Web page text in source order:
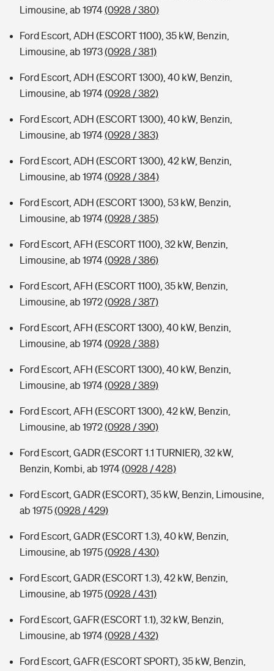
Limousine, ab 1974(0928 / 380)
Ford Escort, ADH (ESCORT 1100), 35 kW, Benzin,
Limousine, ab 1973(0928 / 381)
Ford Escort, ADH (ESCORT 1300), 40 kW, Benzin,
Limousine, ab 1974(0928 / 382)
Ford Escort, ADH (ESCORT 1300), 40 kW, Benzin,
Limousine, ab 1974(0928 / 383)
Ford Escort, ADH (ESCORT 1300), 42 kW, Benzin,
Limousine, ab 1974(0928 / 384)
Ford Escort, ADH (ESCORT 1300), 53 kW, Benzin,
Limousine, ab 1974(0928 / 385)
Ford Escort, AFH (ESCORT 1100), 32 kW, Benzin,
Limousine, ab 1974(0928 / 386)
Ford Escort, AFH (ESCORT 1100), 35 kW, Benzin,
Limousine, ab 1972(0928 / 387)
Ford Escort, AFH (ESCORT 1300), 40 kW, Benzin,
Limousine, ab 1974(0928 / 388)
Ford Escort, AFH (ESCORT 1300), 40 kW, Benzin,
Limousine, ab 1974(0928 / 389)
Ford Escort, AFH (ESCORT 1300), 42 kW, Benzin,
Limousine, ab 1972(0928 / 390)
Ford Escort, GADR (ESCORT 1.1 TURNIER), 32 kW,
Benzin, Kombi, ab 1974(0928 / 428)
Ford Escort, GADR (ESCORT), 35 kW, Benzin, Limousine,
ab 1975(0928 / 429)
Ford Escort, GADR (ESCORT 1.3), 40 kW, Benzin,
Limousine, ab 1975(0928 / 430)
Ford Escort, GADR (ESCORT 1.3), 42 kW, Benzin,
Limousine, ab 1975(0928 / 431)
Ford Escort, GAFR (ESCORT 1.1), 32 kW, Benzin,
Limousine, ab 1974(0928 / 432)
Ford Escort, GAFR (ESCORT SPORT), 35 kW, Benzin,